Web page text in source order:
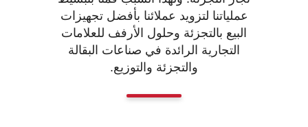
عملياتنا لتزويد عملائنا بأفضل تجهيزات
البيع بالتجزئة وحلول الأرفف للعلامات
التجارية الرائدة في صناعات البقالة
والتجزئة والتوزيع.